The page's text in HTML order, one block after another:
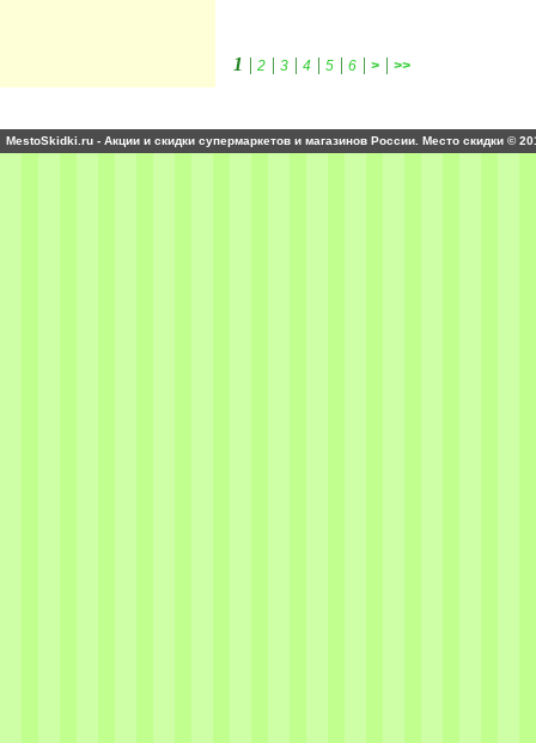
1 | 2 | 3 | 4 | 5 | 6 | > | >>
MestoSkidki.ru - Акции и скидки супермаркетов и магазинов России. Место скидки ©